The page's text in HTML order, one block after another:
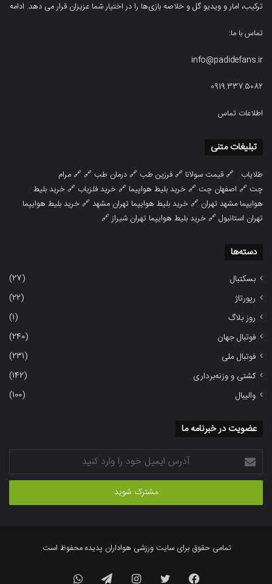
ترکیب، امار و ویدیو‌‌ گل‌ و خلاصه بازی‌ها را در اختیار شما عزیزان قرار می دهد. ادامه
تماس با ما:
info@padidefans.ir
0919.337.5082
اطلاعات تماس
تبلیغات متنی
طلایاب 🔗قیمت سولانا 🔗فرزین طب 🔗درمان طب 🔗 🔗مرام
چت 🔗 اصفهان چت 🔗خرید بلیط هواپیما 🔗خرید فلزیاب 🔗خرید بلیط
هوایپما مشهد تهران 🔗خرید بلیط هوایپما تهران مشهد🔗خرید بلیط هوایپما
تهران استانبول🔗خرید بلیط هوایپما تهران شیراز🔗
دسته‌ها
بسکتبال
(27)
رپورتاژ
(22)
روز بلاگ
(1)
فوتبال جهان
(240)
فوتبال ملی
(231)
کشتی و وزنه‌برداری
(142)
والیبال
(100)
عضویت در خبرنامه ما
آدرس
ایمیل
خود
وارد
تمامی حقوق برای سایت ورزشی هواداران پدیده محفوظ است.
فیسبوک توییتر اینستاگرام تلگرام